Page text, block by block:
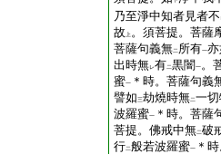
乃至淨中知者見者不
故 上 。須菩提。菩薩
菩薩句義無二 所有一
出時無レ有二黒闇一。
蜜一
＊時。菩薩句義
譬如三劫燒時無二一
波羅蜜一
＊時。菩薩
菩提。佛戒中無二破
行二般若波羅蜜一 ＊